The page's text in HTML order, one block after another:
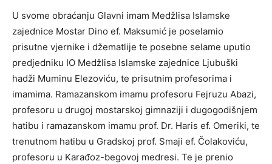
U svome obraćanju Glavni imam Medžlisa Islamske
zajednice Mostar Dino ef. Maksumić je poselamio
prisutne vjernike i džematlije te posebne selame uputio
predjedniku IO Medžlisa Islamske zajednice Ljubuški
hadži Muminu Elezoviću, te prisutnim profesorima i
imamima. Ramazanskom imamu profesoru Fejruzu Abazi,
profesoru u drugoj mostarskoj gimnaziji i dugogodišnjem
hatibu i ramazanskom imamu prof. Dr. Haris ef. Omeriki, te
trenutnom hatibu u Gradskoj prof. Smaji ef. Čolakoviću,
profesoru u Karađoz-begovoj medresi. Te je prenio